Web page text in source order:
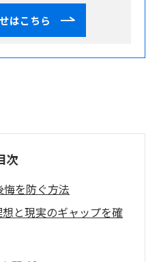
はこちら
次
を防ぐ方法
と現実のギャップを確
ための視察ポイント解